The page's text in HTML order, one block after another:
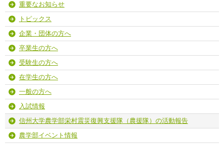
重要なお知らせ
トピックス
企業・団体の方へ
卒業生の方へ
受験生の方へ
在学生の方へ
一般の方へ
入試情報
信州大学農学部栄村震災復興支援隊（農援隊）の活動報告
農学部イベント情報